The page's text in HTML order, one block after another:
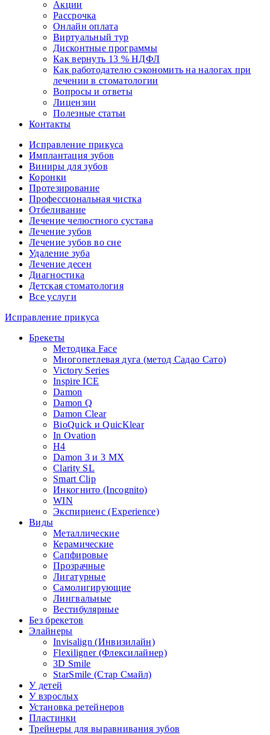
Акции
Рассрочка
Онлайн оплата
Виртуальный тур
Дисконтные программы
Как вернуть 13 % НДФЛ
Как работодателю сэкономить на налогах при
лечении в стоматологии
Вопросы и ответы
Лицензии
Полезные статьи
Контакты
Исправление прикуса
Имплантация зубов
Виниры для зубов
Коронки
Протезирование
Профессиональная чистка
Отбеливание
Лечение челюстного сустава
Лечение зубов
Лечение зубов во сне
Удаление зуба
Лечение десен
Диагностика
Детская стоматология
Все услуги
Исправление прикуса
Брекеты
Методика Face
Многопетлевая дуга (метод Садао Сато)
Victory Series
Inspire ICE
Damon
Damon Q
Damon Clear
BioQuick и QuicKlear
In Ovation
H4
Damon 3 и 3 MX
Clarity SL
Smart Clip
Инкогнито (Incognito)
WIN
Экспириенс (Experience)
Виды
Металлические
Керамические
Сапфировые
Прозрачные
Лигатурные
Самолигирующие
Лингвальные
Вестибулярные
Без брекетов
Элайнеры
Invisalign (Инвизилайн)
Flexiligner (Флексилайнер)
3D Smile
StarSmile (Стар Смайл)
У детей
У взрослых
Установка ретейнеров
Пластинки
Трейнеры для выравнивания зубов